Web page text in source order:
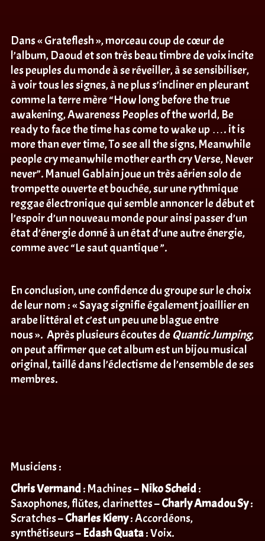
Dans « Grateflesh », morceau coup de cœur de
l’album, Daoud et son très beau timbre de voix incite
les peuples du monde à se réveiller, à se sensibiliser,
à voir tous les signes, à ne plus s’incliner en pleurant
comme la terre mère “How long before the true
awakening, Awareness Peoples of the world, Be
ready to face the time has come to wake up …. it is
more than ever time, To see all the signs, Meanwhile
people cry meanwhile mother earth cry Verse, Never
never”. Manuel Gablain joue un très aérien solo de
trompette ouverte et bouchée, sur une rythmique
reggae électronique qui semble annoncer le début et
l’espoir d’un nouveau monde pour ainsi passer d’un
état d’énergie donné à un état d’une autre énergie,
comme avec “Le saut quantique ”.
En conclusion, une confidence du groupe sur le choix
de leur nom : « Sayag signifie également joaillier en
arabe littéral et c’est un peu une blague entre
nous ». Après plusieurs écoutes de Quantic Jumping,
on peut affirmer que cet album est un bijou musical
original, taillé dans l’éclectisme de l’ensemble de ses
membres.
Musiciens :
Chris Vermand: Machines – Niko Scheid:
Saxophones, flûtes, clarinettes –Charly Amadou Sy:
Scratches –Charles Kieny: Accordéons,
synthétiseurs – Edash Quata: Voix.